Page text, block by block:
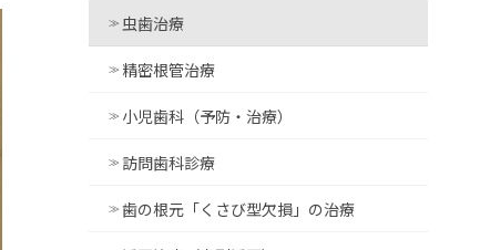
虫歯治療
精密根管治療
小児歯科（予防・治療）
訪問歯科診療
歯の根元「くさび型欠損」の治療